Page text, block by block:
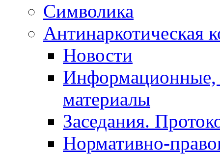
Символика
Антинаркотическая
Новости
Информационные,
материалы
Заседания.
Нормативно-